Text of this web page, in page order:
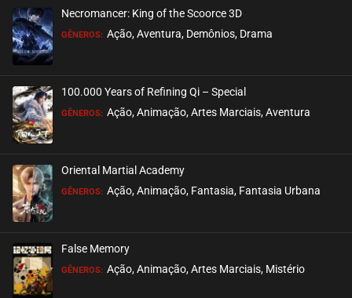
EPISÓDIO 08
abril 06, 2022
EPISÓDIO 07
março 30, 2022
EPISÓDIO 06
março 23, 2022
EPISÓDIO 05
março 16, 2022
Necromancer: King of the Scoorce 3D
GÊNEROS: Ação, Aventura, Demônios, Drama
100.000 Years of Refining Qi – Special
GÊNEROS: Ação, Animação, Artes Marciais, Aventura
Oriental Martial Academy
GÊNEROS: Ação, Animação, Fantasia, Fantasia Urbana
False Memory
GÊNEROS: Ação, Animação, Artes Marciais, Mistério